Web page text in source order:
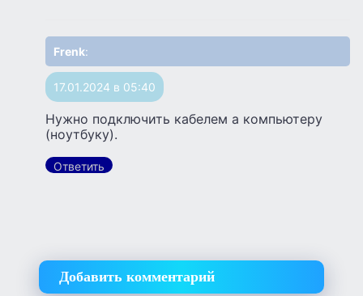
Frenk:
17.01.2024 в 05:40
Нужно подключить кабелем а компьютеру
(ноутбуку).
Ответить
Добавить комментарий